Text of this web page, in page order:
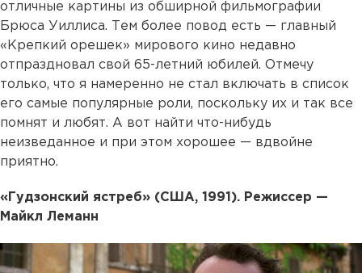
отличные картины из обширной фильмографии
Брюса Уиллиса. Тем более повод есть — главный
«Крепкий орешек» мирового кино недавно
отпраздновал свой 65-летний юбилей. Отмечу
только, что я намеренно не стал включать в список
его самые популярные роли, поскольку их и так все
помнят и любят. А вот найти что-нибудь
неизведанное и при этом хорошее — вдвойне
приятно.
«Гудзонский ястреб» (США, 1991). Режиссер —
Майкл Леманн